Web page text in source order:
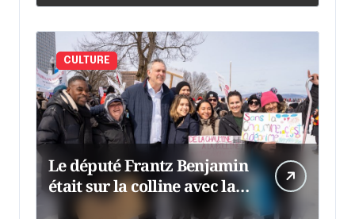
CULTURE
Le député Frantz Benjamin
était sur la colline avec la
chaumine